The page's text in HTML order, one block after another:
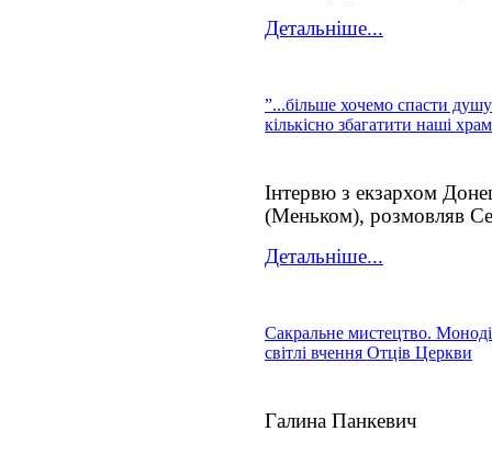
Детальніше...
”...більше хочемо спасти
кількісно збагатити наші
Інтервю з екзархом
(Меньком), розмовляв
Детальніше...
Сакральне мистецтво.
світлі вчення Отців Церкви
Галина Панкевич